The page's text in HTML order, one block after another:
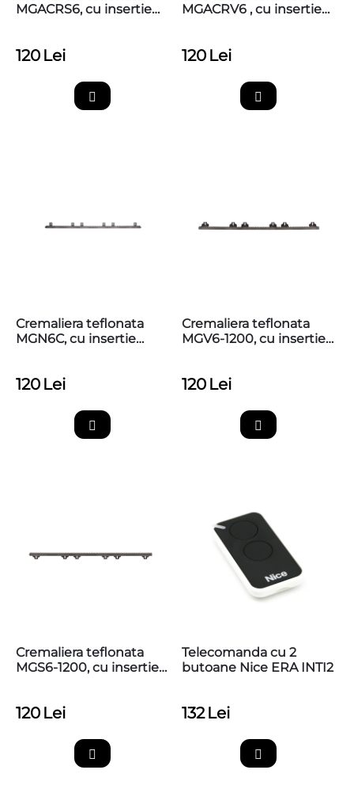
MGACRS6, cu insertie
120 Lei
MGACRV6 , cu insertie
120 Lei
Cremaliera teflonata
MGN6C, cu insertie
120 Lei
Cremaliera teflonata
MGV6-1200, cu insertie
120 Lei
Cremaliera teflonata
MGS6-1200, cu insertie
120 Lei
Telecomanda cu 2
butoane Nice ERA INTI2
132 Lei